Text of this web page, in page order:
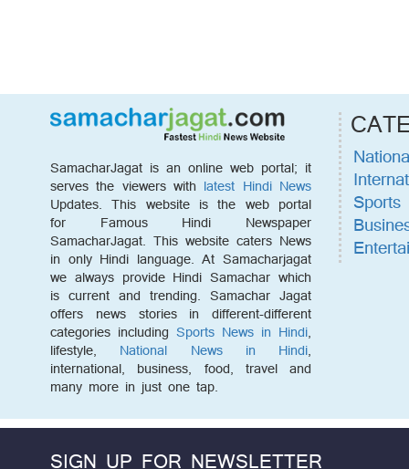
SamacharJagat is an online web portal; it
serves the viewers with latest Hindi News
Updates. This website is the web portal
for Famous Hindi Newspaper
SamacharJagat. This website caters News
in only Hindi language. At Samacharjagat
we always provide Hindi Samachar which
is current and trending. Samachar Jagat
offers news stories in different-different
categories including Sports News in Hindi,
lifestyle, National News in Hindi,
international, business, food, travel and
many more in just one tap.
Sports
SIGN UP FOR NEWSLETTER